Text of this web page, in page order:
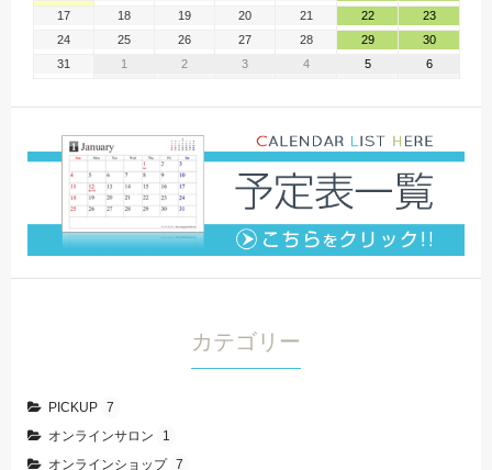
17
18 19 20 21 22
23
24
25 26 27 28 29
30
31
1 2 3 4 5 6
カテゴリー
PICKUP 7
オンラインサロン
1
オンラインショップ 7